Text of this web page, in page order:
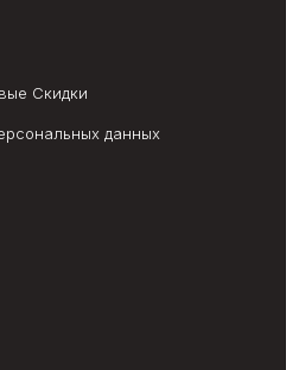
Скидки
данных